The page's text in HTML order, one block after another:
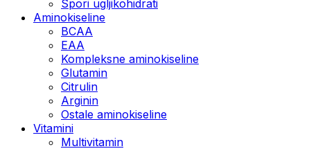
Spori ugljikohidrati
Aminokiseline
BCAA
EAA
Kompleksne aminokiseline
Glutamin
Citrulin
Arginin
Ostale aminokiseline
Vitamini
Multivitamin